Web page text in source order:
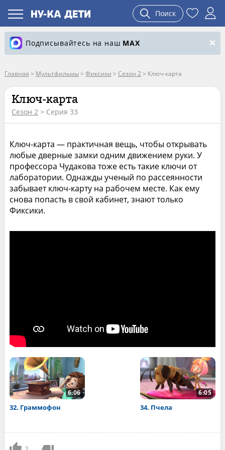
Поиск
Подписывайтесь на наш MAX
Главная > Мультфильмы > Фиксики > Сезон 2 > Ключ-карта
Ключ-карта
Сезон 2> Серия 33
Ключ-карта — практичная вещь, чтобы открывать
любые дверные замки одним движением руки. У
профессора Чудакова тоже есть такие ключи от
лаборатории. Однажды ученый по рассеянности
забывает ключ-карту на рабочем месте. Как ему
снова попасть в свой кабинет, знают только
Фиксики.
6:06
32. Граммофон
6:05
34. Пчела